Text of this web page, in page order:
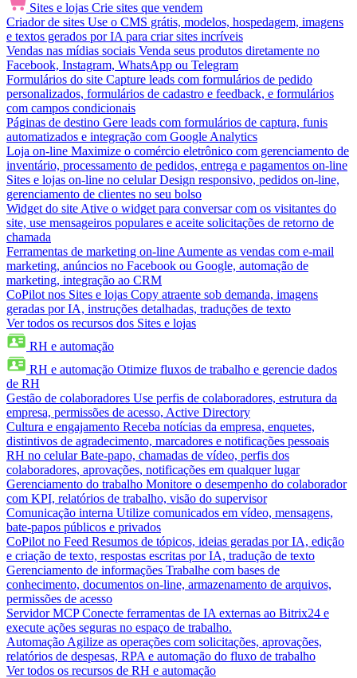
Sites e lojas Crie sites que vendem
Criador de sites Use o CMS grátis, modelos, hospedagem, imagens
e textos gerados por IA para criar sites incríveis
Vendas nas mídias sociais Venda seus produtos diretamente no
Facebook, Instagram, WhatsApp ou Telegram
Formulários do site Capture leads com formulários de pedido
personalizados, formulários de cadastro e feedback, e formulários
com campos condicionais
Páginas de destino Gere leads com formulários de captura, funis
automatizados e integração com Google Analytics
Loja on-line Maximize o comércio eletrônico com gerenciamento de
inventário, processamento de pedidos, entrega e pagamentos on-line
Sites e lojas on-line no celular Design responsivo, pedidos on-line,
gerenciamento de clientes no seu bolso
Widget do site Ative o widget para conversar com os visitantes do
site, use mensageiros populares e aceite solicitações de retorno de
chamada
Ferramentas de marketing on-line Aumente as vendas com e-mail
marketing, anúncios no Facebook ou Google, automação de
marketing, integração ao CRM
CoPilot nos Sites e lojas Copy atraente sob demanda, imagens
geradas por IA, instruções detalhadas, traduções de texto
Ver todos os recursos dos Sites e lojas
RH e automação
RH e automação Otimize fluxos de trabalho e gerencie dados
de RH
Gestão de colaboradores Use perfis de colaboradores, estrutura da
empresa, permissões de acesso, Active Directory
Cultura e engajamento Receba notícias da empresa, enquetes,
distintivos de agradecimento, marcadores e notificações pessoais
RH no celular Bate-papo, chamadas de vídeo, perfis dos
colaboradores, aprovações, notificações em qualquer lugar
Gerenciamento do trabalho Monitore o desempenho do colaborador
com KPI, relatórios de trabalho, visão do supervisor
Comunicação interna Utilize comunicados em vídeo, mensagens,
bate-papos públicos e privados
CoPilot no Feed Resumos de tópicos, ideias geradas por IA, edição
e criação de texto, respostas escritas por IA, tradução de texto
Gerenciamento de informações Trabalhe com bases de
conhecimento, documentos on-line, armazenamento de arquivos,
permissões de acesso
Servidor MCP Conecte ferramentas de IA externas ao Bitrix24 e
execute ações seguras no espaço de trabalho.
Automação Agilize as operações com solicitações, aprovações,
relatórios de despesas, RPA e automação do fluxo de trabalho
Ver todos os recursos de RH e automação